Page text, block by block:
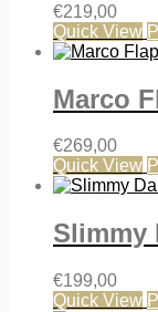
€219,00
Quick View
Marco
€269,00
Quick View
Slimmy
€199,00
Quick View